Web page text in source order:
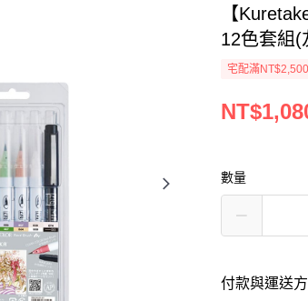
【
12色套組(
宅配滿
數量
付款與運送